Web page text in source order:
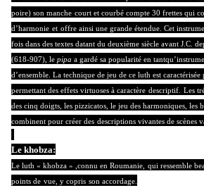
poire) son manche court et courbé compte 30 frettes qui
d’harmonie et offre ainsi une grande étendue. Cet
fois dans des textes datant du deuxième siècle avant J.C.
(618-907), le pipa a gardé sa popularité en
d’ensemble. La technique de jeu de ce luth est caractérisée
permettant des effets virtuoses à caractère descriptif.
Les
des cinq doigts, les pizzicatos, le jeu des harmoniques, les
combinent pour créer des descriptions vivantes de scènes
Le khobza:
Le luth « khobza » ,connu en Roumanie,
qui ressemble
points de vue, y copris son accordage.